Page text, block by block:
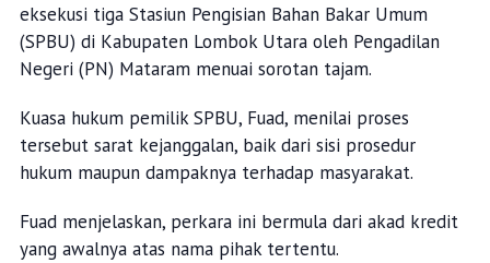
eksekusi tiga Stasiun Pengisian Bahan Bakar Umum
(SPBU) di Kabupaten Lombok Utara oleh Pengadilan
Negeri (PN) Mataram menuai sorotan tajam.
Kuasa hukum pemilik SPBU, Fuad, menilai proses
tersebut sarat kejanggalan, baik dari sisi prosedur
hukum maupun dampaknya terhadap masyarakat.
Fuad menjelaskan, perkara ini bermula dari akad kredit
yang awalnya atas nama pihak tertentu.